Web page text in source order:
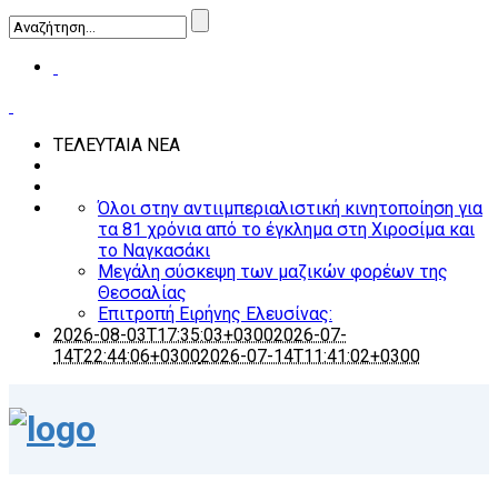
ΤΕΛΕΥΤΑΙΑ ΝΕΑ
Όλοι στην αντιιμπεριαλιστική κινητοποίηση για
τα 81 χρόνια από το έγκλημα στη Χιροσίμα και
το Ναγκασάκι
Μεγάλη σύσκεψη των μαζικών φορέων της
Θεσσαλίας
Επιτροπή Ειρήνης Ελευσίνας:
2026-08-03T17:35:03+03002026-07-
14T22:44:06+03002026-07-14T11:41:02+0300